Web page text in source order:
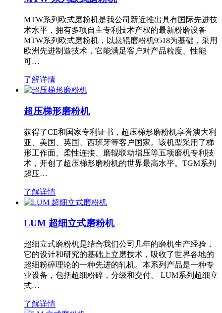
MTW系列欧式磨粉机是我公司新近推出具有国际先进技
术水平，拥有多项自主专利技术产权的最新粉磨设备—
MTW系列欧式磨粉机，以悬辊磨粉机9518为基础，采用
欧洲先进制造技术，它能满足客户对产品粒度、性能
可…
了解详情
超压梯形磨粉机
获得了CE和国家专利证书，超压梯形磨粉机享誉澳大利
亚、美国、英国、西班牙等客户国家。该机型采用了梯
形工作面、柔性连接、磨辊联动增压等五项磨机专利技
术，开创了超压梯形磨粉机的世界最高水平。TGM系列
超压…
了解详情
LUM 超细立式磨粉机
超细立式磨粉机是结合我们公司几年的磨机生产经验，
它的设计和研究的基础上立磨技术，吸收了世界各地的
超细粉碎理论的一种先进的轧机。本系列产品是一种专
业设备，包括超细粉碎，分级和交付。 LUM系列超细立
式…
了解详情